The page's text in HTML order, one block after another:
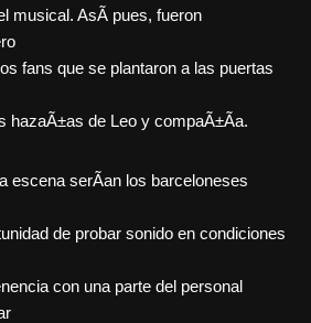
musical. AsÃ­ pues, fueron
fans que se plantaron a las puertas
hazaÃ±as de Leo y compaÃ±Ã­a.
escena serÃ­an los barceloneses
de probar sonido en condiciones
con una parte del personal